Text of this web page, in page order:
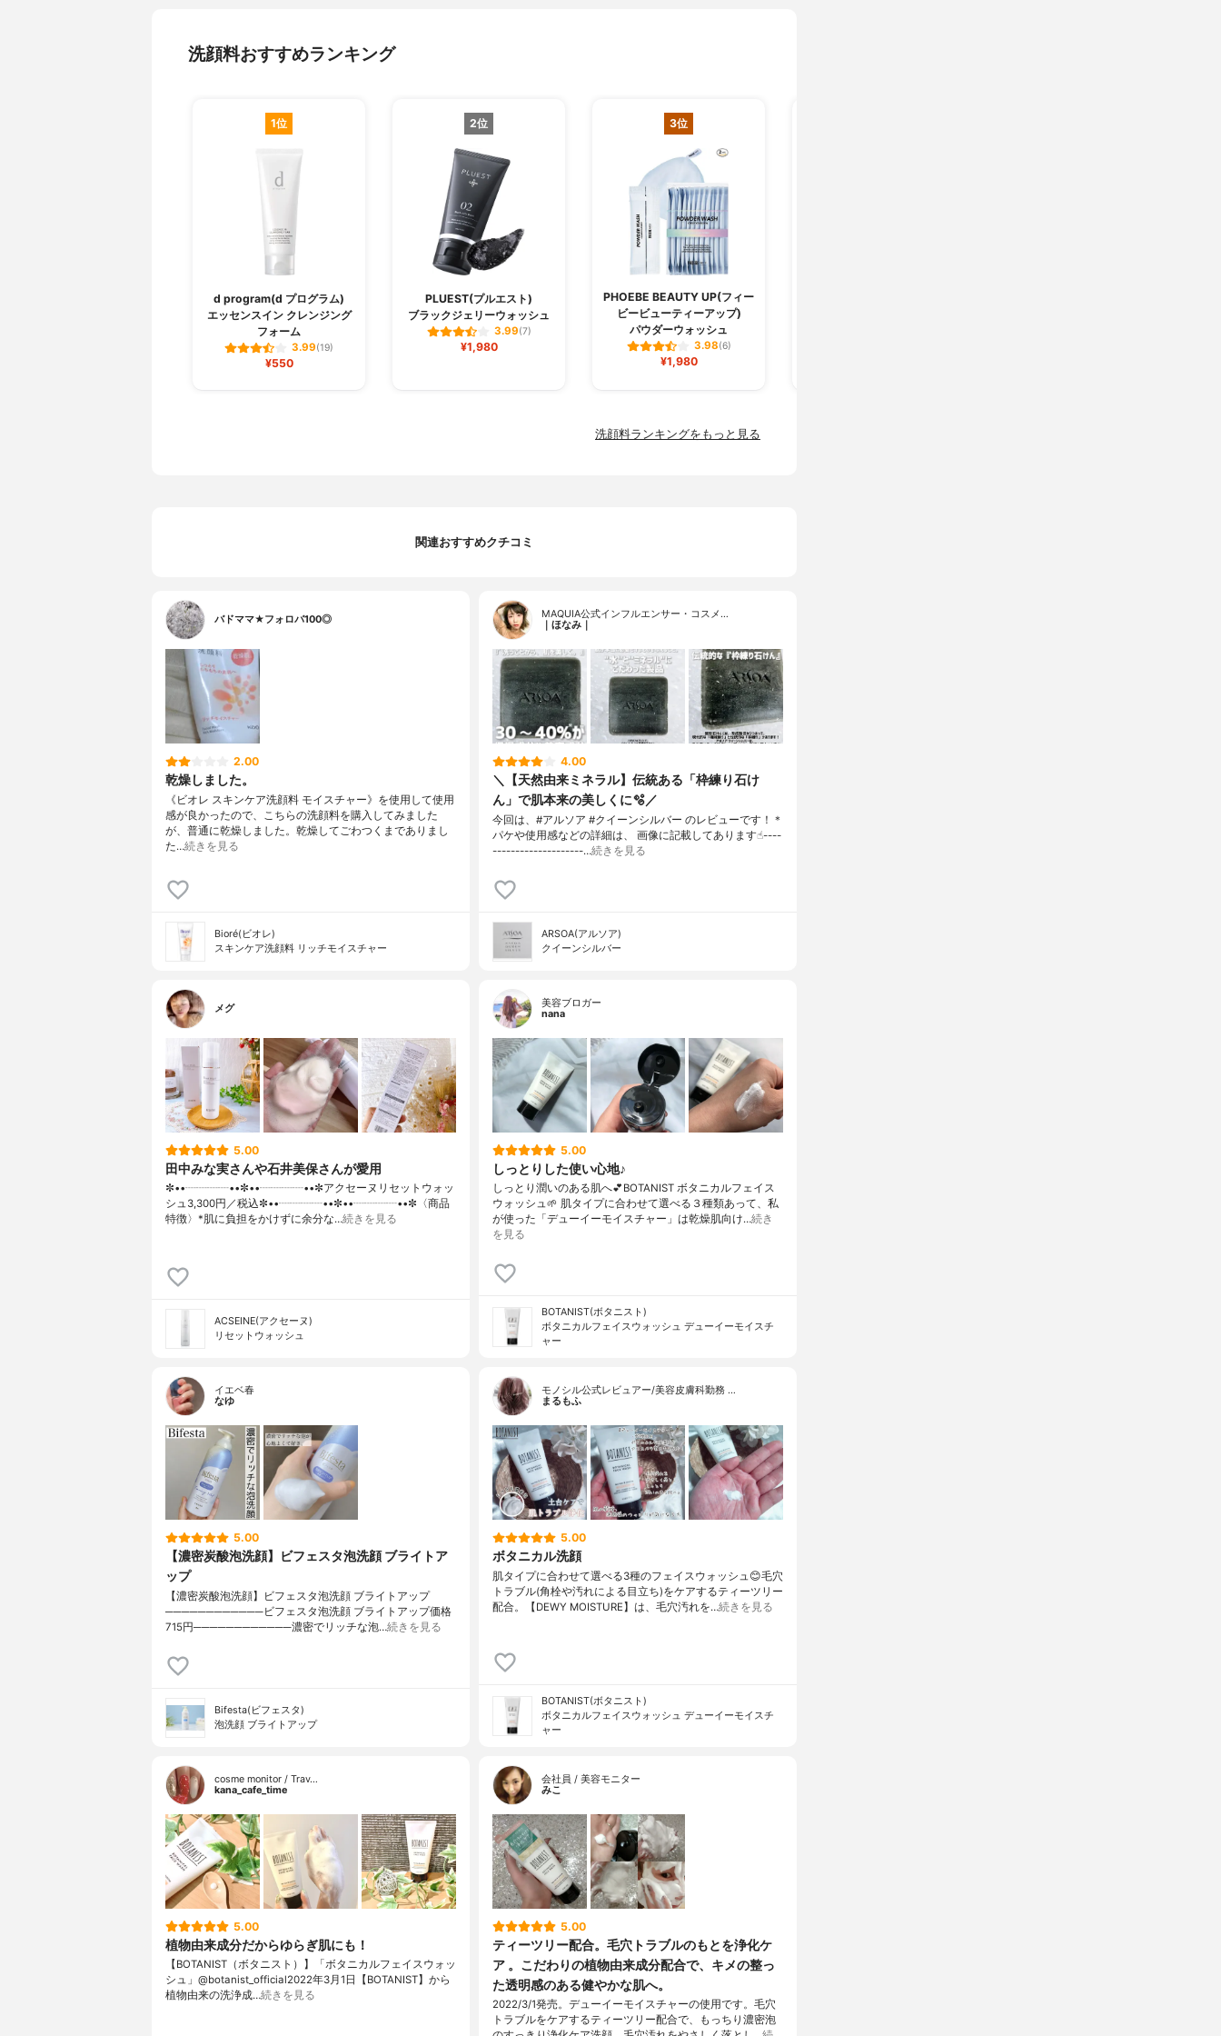
洗顔料おすすめランキング
1位
d program(d プログラム)
エッセンスイン クレンジング
フォーム
3.99(19)
¥550
2位
PLUEST(プルエスト)
ブラックジェリーウォッシュ
3.99(7)
¥1,980
3位
PHOEBE BEAUTY UP(フィー
ビービューティーアップ)
パウダーウォッシュ
3.98(6)
¥1,980
洗顔料ランキングをもっと見る
関連おすすめクチコミ
バドママ★フォロバ100◎
2.00
乾燥しました。
《ビオレ スキンケア洗顔料 モイスチャー》を使用して使用
感が良かったので、こちらの洗顔料を購入してみました
が、普通に乾燥しました。乾燥してごわつくまでありまし
た…続きを見る
Bioré(ビオレ)
スキンケア洗顔料 リッチモイスチャー
MAQUIA公式インフルエンサー・コスメ…
｜ほなみ｜
4.00
＼【天然由来ミネラル】伝統ある「枠練り石け
ん」で肌本来の美しくに🫧／
今回は、#アルソア #クイーンシルバー のレビューです！＊
パケや使用感などの詳細は、 画像に記載してあります☝︎----
--------------------…続きを見る
ARSOA(アルソア)
クイーンシルバー
メグ
5.00
田中みな実さんや石井美保さんが愛用
✼••┈┈┈┈••✼••┈┈┈┈••✼アクセーヌリセットウォッ
シュ3,300円／税込✼••┈┈┈┈••✼••┈┈┈┈••✼〈商品
特徴〉*肌に負担をかけずに余分な…続きを見る
ACSEINE(アクセーヌ)
リセットウォッシュ
美容ブロガー
nana
5.00
しっとりした使い心地♪
しっとり潤いのある肌へ💕BOTANIST ボタニカルフェイス
ウォッシュ🌱 肌タイプに合わせて選べる３種類あって、私
が使った「デューイーモイスチャー」は乾燥肌向け…続き
を見る
BOTANIST(ボタニスト)
ボタニカルフェイスウォッシュ デューイーモイスチ
ャー
イエベ春
なゆ
5.00
【濃密炭酸泡洗顔】ビフェスタ泡洗顔 ブライトア
ップ
【濃密炭酸泡洗顔】ビフェスタ泡洗顔 ブライトアップ
────────────ビフェスタ泡洗顔 ブライトアップ価格
715円────────────濃密でリッチな泡…続きを見る
Bifesta(ビフェスタ)
泡洗顔 ブライトアップ
モノシル公式レビュアー/美容皮膚科勤務 …
まるもふ
5.00
ボタニカル洗顔
肌タイプに合わせて選べる3種のフェイスウォッシュ😊毛穴
トラブル(角栓や汚れによる目立ち)をケアするティーツリー
配合。【DEWY MOISTURE】は、毛穴汚れを…続きを見る
BOTANIST(ボタニスト)
ボタニカルフェイスウォッシュ デューイーモイスチ
ャー
cosme monitor / Trav…
kana_cafe_time
5.00
植物由来成分だからゆらぎ肌にも！
【BOTANIST（ボタニスト）】「ボタニカルフェイスウォッ
シュ」@botanist_official2022年3月1日【BOTANIST】から
植物由来の洗浄成…続きを見る
会社員 / 美容モニター
みこ
5.00
ティーツリー配合。毛穴トラブルのもとを浄化ケ
ア 。こだわりの植物由来成分配合で、キメの整っ
た透明感のある健やかな肌へ。
2022/3/1発売。デューイーモイスチャーの使用です。毛穴
トラブルをケアするティーツリー配合で、もっちり濃密泡